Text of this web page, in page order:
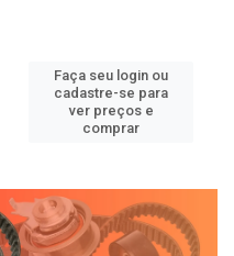
Faça seu login ou
cadastre-se para
ver preços e
comprar